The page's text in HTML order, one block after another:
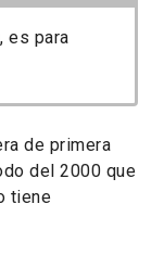
es para
de primera
del 2000 que
tiene